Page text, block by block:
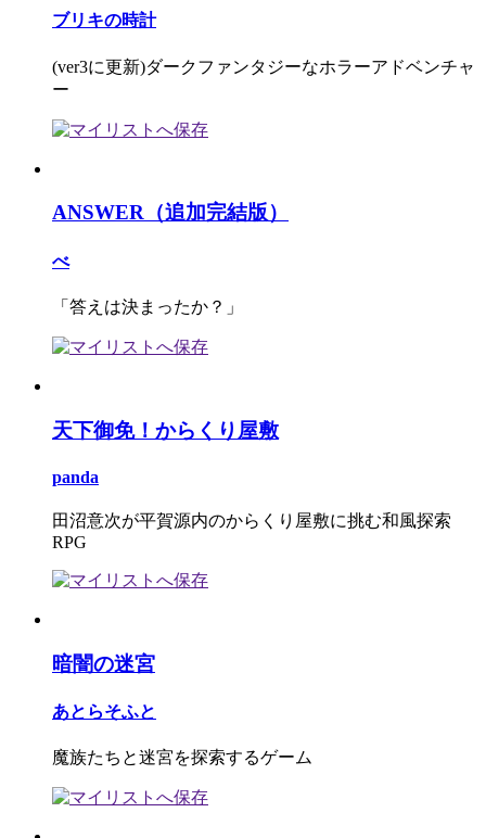
ブリキの時計
(ver3に更新)ダークファンタジーなホラーアドベンチャ
ー
ANSWER（追加完結版）
べ
「答えは決まったか？」
天下御免！からくり屋敷
panda
田沼意次が平賀源内のからくり屋敷に挑む和風探索
RPG
暗闇の迷宮
あとらそふと
魔族たちと迷宮を探索するゲーム